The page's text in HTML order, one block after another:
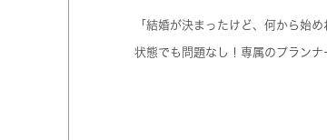
「結婚が決まったけど、何から始
状態でも問題なし！専属のプラン